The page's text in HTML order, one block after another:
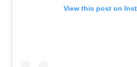
View this post on